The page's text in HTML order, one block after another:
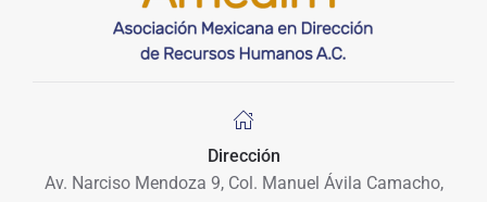
Dirección
Av. Narciso Mendoza 9, Col. Manuel Ávila Camacho,